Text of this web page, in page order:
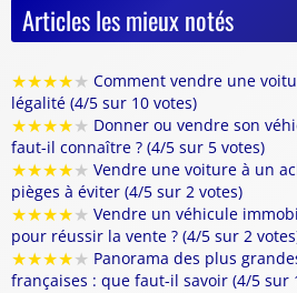
Articles les mieux notés
★★★★★ Comment vendre une
légalité (4/5 sur 10 votes)
★★★★★ Donner ou vendre son
faut-il connaître ? (4/5 sur 5 votes)
★★★★★ Vendre une voiture à un
pièges à éviter (4/5 sur 2 votes)
★★★★★ Vendre un véhicule
pour réussir la vente ? (4/5 sur 2
★★★★★ Panorama des plus
françaises : que faut-il savoir (4/5 sur